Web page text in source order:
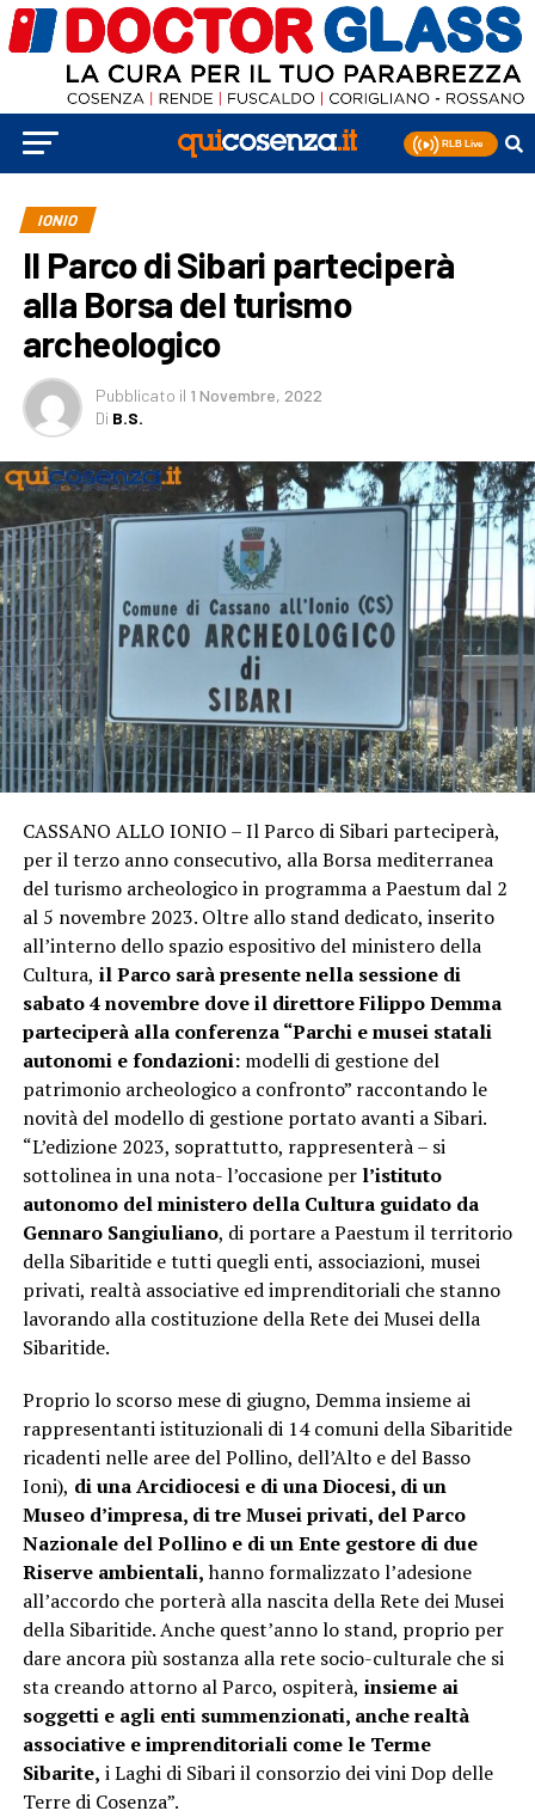
IONIO
Il Parco di Sibari parteciperà
alla Borsa del turismo
archeologico
Pubblicato il 1 Novembre, 2022
Di B.S.
CASSANO ALLO IONIO – Il Parco di Sibari parteciperà,
per il terzo anno consecutivo, alla Borsa mediterranea
del turismo archeologico in programma a Paestum dal 2
al 5 novembre 2023. Oltre allo stand dedicato, inserito
all’interno dello spazio espositivo del ministero della
Cultura, il Parco sarà presente nella sessione di
sabato 4 novembre dove il direttore Filippo Demma
parteciperà alla conferenza “Parchi e musei statali
autonomi e fondazioni:modelli di gestione del
patrimonio archeologico a confronto” raccontando le
novità del modello di gestione portato avanti a Sibari.
“L’edizione 2023, soprattutto, rappresenterà – si
sottolinea in una nota- l’occasione per l’istituto
autonomo del ministero della Cultura guidato da
Gennaro Sangiuliano, di portare a Paestum il territorio
della Sibaritide e tutti quegli enti, associazioni, musei
privati, realtà associative ed imprenditoriali che stanno
lavorando alla costituzione della Rete dei Musei della
Sibaritide.
Proprio lo scorso mese di giugno, Demma insieme ai
rappresentanti istituzionali di 14 comuni della Sibaritide
ricadenti nelle aree del Pollino, dell’Alto e del Basso
Ioni), di una Arcidiocesi e di una Diocesi, di un
Museo d’impresa, di tre Musei privati, del Parco
Nazionale del Pollino e di un Ente gestore di due
Riserve ambientali,hanno formalizzato l’adesione
all’accordo che porterà alla nascita della Rete dei Musei
della Sibaritide. Anche quest’anno lo stand, proprio per
dare ancora più sostanza alla rete socio-culturale che si
sta creando attorno al Parco, ospiterà, insieme ai
soggetti e agli enti summenzionati, anche realtà
associative e imprenditoriali come le Terme
Sibarite, i Laghi di Sibari il consorzio dei vini Dop delle
Terre di Cosenza”.